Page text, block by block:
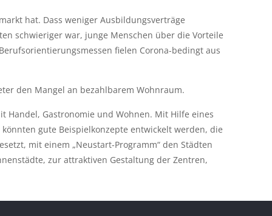
hat. Dass weniger Ausbildungsverträge
schwieriger war, junge Menschen über die Vorteile
fielen Corona-bedingt aus
den Mangel an bezahlbarem Wohnraum.
Gastronomie und Wohnen. Mit Hilfe eines
gute Beispielkonzepte entwickelt werden, die
mit einem „Neustart-Programm“ den Städten
zur attraktiven Gestaltung der Zentren,